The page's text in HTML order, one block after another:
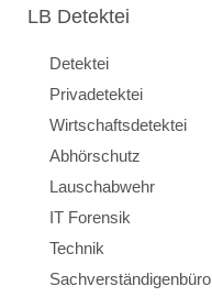
LB Detektei
Detektei
Privadetektei
Wirtschaftsdetektei
Abhörschutz
Lauschabwehr
IT Forensik
Technik
Sachverständigenbüro